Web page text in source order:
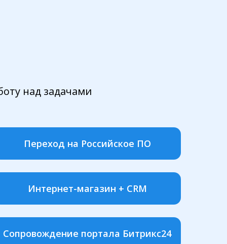
Сопровождение портала Битрикс24
над задачами
Переход на Российское ПО
Интернет-магазин + CRM